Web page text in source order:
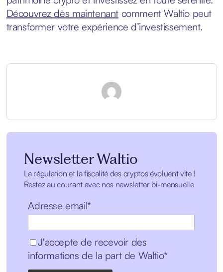
Découvrez dès maintenantcomment Waltio peut
transformer votre expérience d’investissement.
Newsletter Waltio
La régulation et la fiscalité des cryptos évoluent vite !
Restez au courant avec nos newsletter bi-mensuelle
Adresse email*
J'accepte de recevoir des
informations de la part de Waltio*